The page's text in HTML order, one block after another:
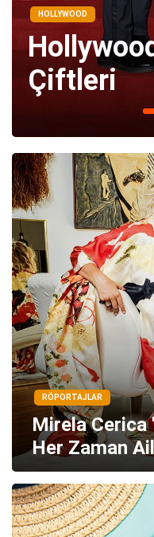
HOLLYWOOD
Çiftleri
RÖPORTAJLAR
Mirela Cerica
Her Zaman